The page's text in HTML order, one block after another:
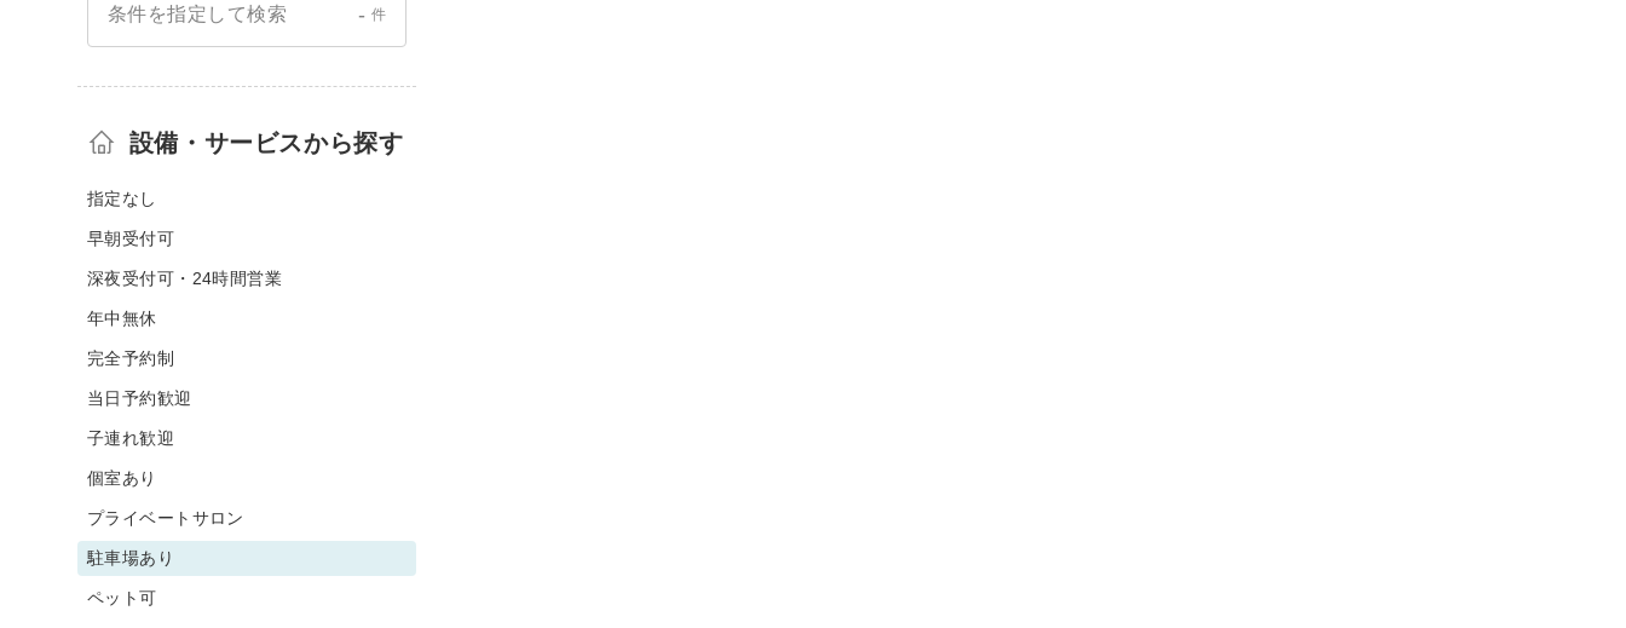
条件を指定して検索 - 件
設備・サービスから探す
指定なし
早朝受付可
深夜受付可・24時間営業
年中無休
完全予約制
当日予約歓迎
子連れ歓迎
個室あり
プライベートサロン
駐車場あり
ペット可